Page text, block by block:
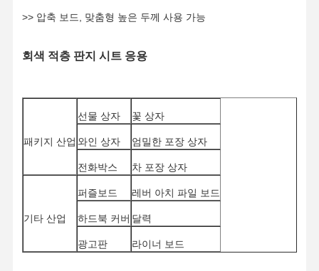
공장견학 품질 관리 문의하기
블로그
>> 압축 보드, 맞춤형 높은 두께 사용 가능
회색 적층 판지 시트 응용
패키지 산업
선물 상자 꽃 상자
와인 상자 엄밀한 포장 상자
전화박스 차 포장 상자
기타 산업
퍼즐보드 레버 아치 파일 보드
하드북 커버 달력
광고판 라이너 보드